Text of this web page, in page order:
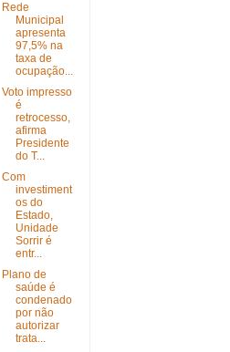
Rede
Municipal
apresenta
97,5% na
taxa de
ocupação...
Voto impresso
é
retrocesso,
afirma
Presidente
do T...
Com
investiment
os do
Estado,
Unidade
Sorrir é
entr...
Plano de
saúde é
condenado
por não
autorizar
trata...